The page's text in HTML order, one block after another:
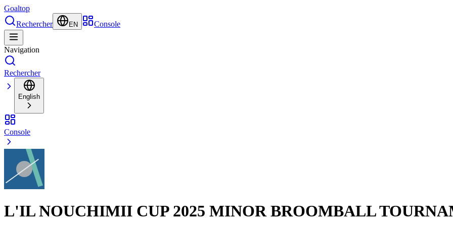
Goaltop
Rechercher
EN Console
Navigation
Rechercher
English
Console
L'IL NOUCHIMII CUP 2025 MINOR BROOMBALL